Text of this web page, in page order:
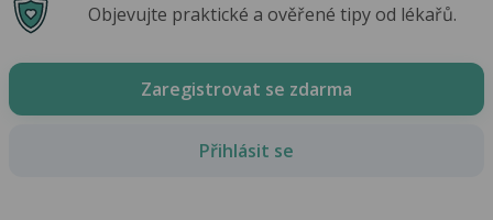
Objevujte praktické a ověřené tipy od lékařů.
Zaregistrovat se zdarma
Přihlásit se